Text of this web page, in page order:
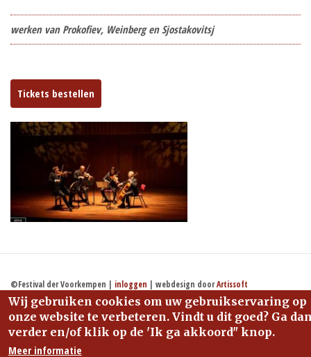
werken van Prokofiev, Weinberg en Sjostakovitsj
Tickets bestellen
©Festival der Voorkempen | inloggen | webdesign doorArtissoft
Wij gebruiken cookies om uw gebruikservaring op
onze website te verbeteren. Vindt u dit goed? Ga
verder en/of klik op de 'Ik ga akkoord" knop.
Meer informatie